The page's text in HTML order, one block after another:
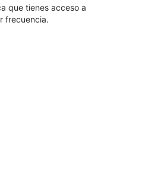
que tienes acceso a
frecuencia.